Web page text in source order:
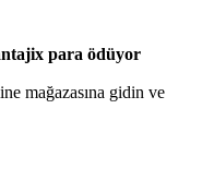
para ödüyor
mağazasına gidin ve